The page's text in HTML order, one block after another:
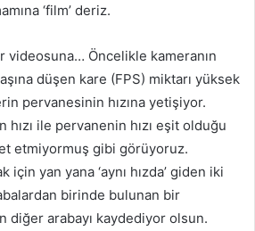
‘film’ deriz.
videosuna… Öncelikle kameranın
düşen kare (FPS) miktarı yüksek
pervanesinin hızına yetişiyor.
hızı ile pervanenin hızı eşit olduğu
etmiyormuş gibi görüyoruz.
için yan yana ‘aynı hızda’ giden iki
birinde bulunan bir
diğer arabayı kaydediyor olsun.